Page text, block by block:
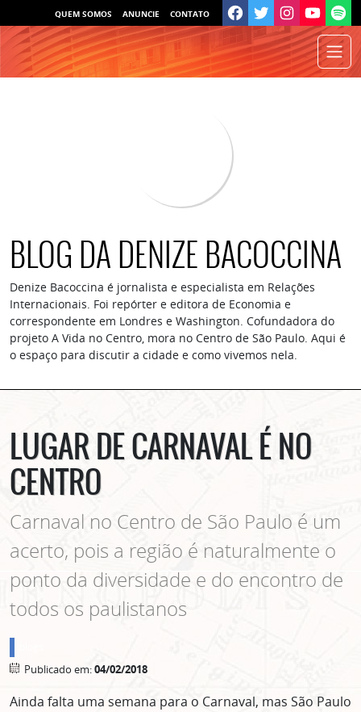
QUEM SOMOS ANUNCIE CONTATO
BLOG DA DENIZE BACOCCINA
Denize Bacoccina é jornalista e especialista em Relações
Internacionais. Foi repórter e editora de Economia e
correspondente em Londres e Washington. Cofundadora do
projeto A Vida no Centro, mora no Centro de São Paulo. Aqui é
o espaço para discutir a cidade e como vivemos nela.
LUGAR DE CARNAVAL É NO
CENTRO
Carnaval no Centro de São Paulo é um
acerto, pois a região é naturalmente o
ponto da diversidade e do encontro de
todos os paulistanos
Publicado em:04/02/2018
Ainda falta uma semana para o Carnaval, mas São Paulo